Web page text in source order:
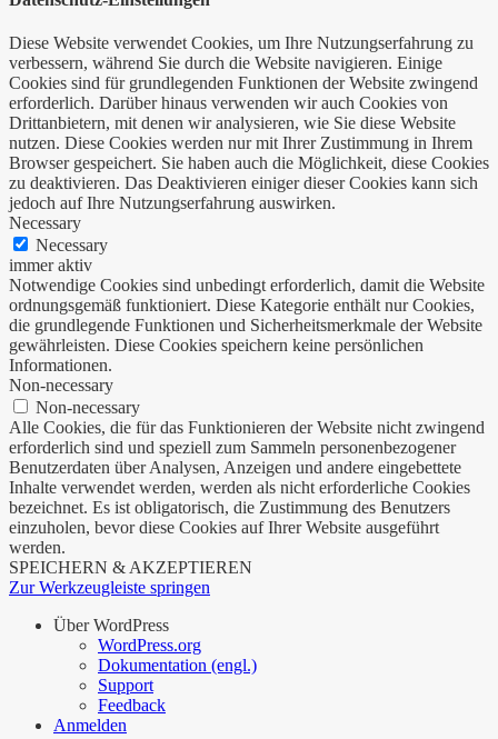
Diese Website verwendet Cookies, um Ihre Nutzungserfahrung zu
verbessern, während Sie durch die Website navigieren. Einige
Cookies sind für grundlegenden Funktionen der Website zwingend
erforderlich. Darüber hinaus verwenden wir auch Cookies von
Drittanbietern, mit denen wir analysieren, wie Sie diese Website
nutzen. Diese Cookies werden nur mit Ihrer Zustimmung in Ihrem
Browser gespeichert. Sie haben auch die Möglichkeit, diese Cookies
zu deaktivieren. Das Deaktivieren einiger dieser Cookies kann sich
jedoch auf Ihre Nutzungserfahrung auswirken.
Necessary
Necessary
immer aktiv
Notwendige Cookies sind unbedingt erforderlich, damit die Website
ordnungsgemäß funktioniert. Diese Kategorie enthält nur Cookies,
die grundlegende Funktionen und Sicherheitsmerkmale der Website
gewährleisten. Diese Cookies speichern keine persönlichen
Informationen.
Non-necessary
Non-necessary
Alle Cookies, die für das Funktionieren der Website nicht zwingend
erforderlich sind und speziell zum Sammeln personenbezogener
Benutzerdaten über Analysen, Anzeigen und andere eingebettete
Inhalte verwendet werden, werden als nicht erforderliche Cookies
bezeichnet. Es ist obligatorisch, die Zustimmung des Benutzers
einzuholen, bevor diese Cookies auf Ihrer Website ausgeführt
werden.
SPEICHERN & AKZEPTIEREN
Zur Werkzeugleiste springen
Über WordPress
WordPress.org
Dokumentation (engl.)
Support
Feedback
Anmelden